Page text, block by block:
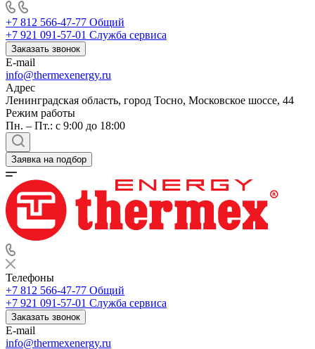
+7 812 566-47-77 Общий
+7 921 091-57-01 Служба сервиса
Заказать звонок
E-mail
info@thermexenergy.ru
Адрес
Ленинградская область, город Тосно, Московское шоссе, 44
Режим работы
Пн. – Пт.: с 9:00 до 18:00
Заявка на подбор
Телефоны
+7 812 566-47-77 Общий
+7 921 091-57-01 Служба сервиса
Заказать звонок
E-mail
info@thermexenergy.ru